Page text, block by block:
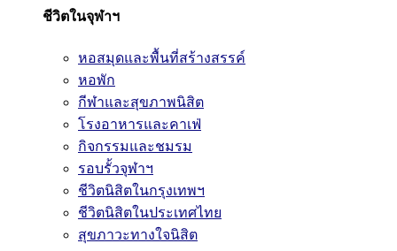
ชีวิตในจุฬาฯ
หอสมุดและพื้นที่สร้างสรรค์
หอพัก
กีฬาและสุขภาพนิสิต
โรงอาหารและคาเฟ่
กิจกรรมและชมรม
รอบรั้วจุฬาฯ
ชีวิตนิสิตในกรุงเทพฯ
ชีวิตนิสิตในประเทศไทย
สุขภาวะทางใจนิสิต